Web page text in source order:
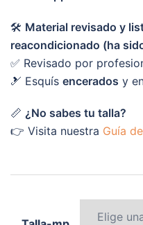
🛠️ Material revisado y
reacondicionado (ha
✅ Revisado por
🎿 Esquís encerados y
📏 ¿No sabes tu talla?
👉 Visita nuestra Guía